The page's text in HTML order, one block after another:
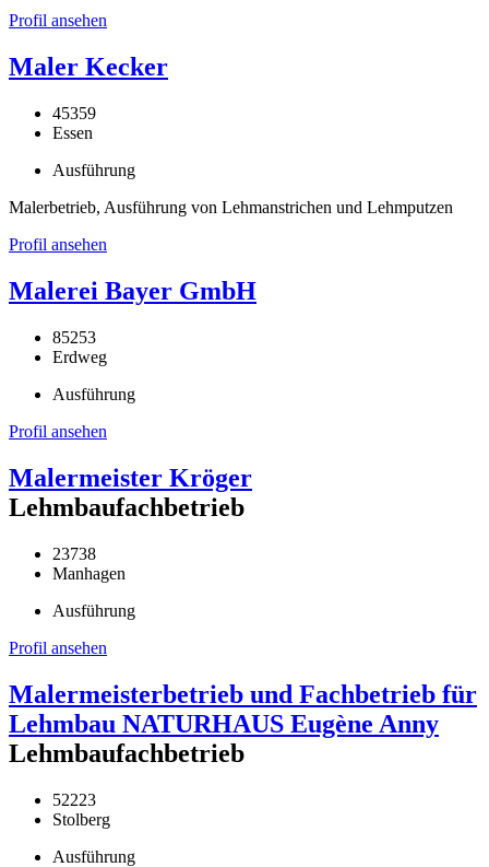
Profil ansehen
Maler Kecker
45359
Essen
Ausführung
Malerbetrieb, Ausführung von Lehmanstrichen und Lehmputzen
Profil ansehen
Malerei Bayer GmbH
85253
Erdweg
Ausführung
Profil ansehen
Malermeister Kröger
Lehmbaufachbetrieb
23738
Manhagen
Ausführung
Profil ansehen
Malermeisterbetrieb und Fachbetrieb für
Lehmbau NATURHAUS Eugène Anny
Lehmbaufachbetrieb
52223
Stolberg
Ausführung